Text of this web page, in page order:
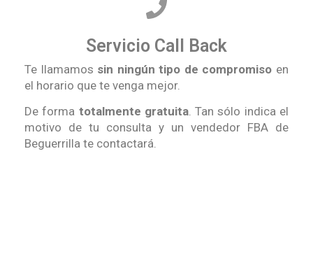
Servicio Call Back
Te llamamos sin ningún tipo de compromiso en
el horario que te venga mejor.
De forma totalmente gratuita. Tan sólo indica el
motivo de tu consulta y un vendedor FBA de
Beguerrilla te contactará.